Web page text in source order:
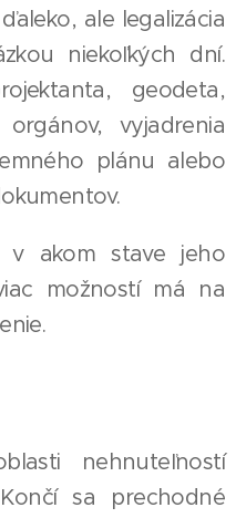
ale legalizácia
niekoľkých dní.
geodeta,
vyjadrenia
plánu alebo
v akom stave jeho
možností má na
nehnuteľností
sa prechodné